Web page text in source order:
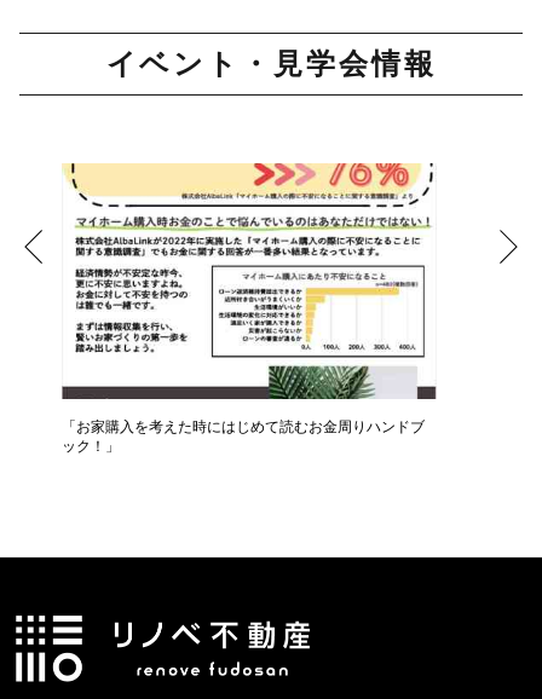
イベント・見学会情報
「お家購入を考えた時にはじめて読むお金周りハンドブ
ック！」